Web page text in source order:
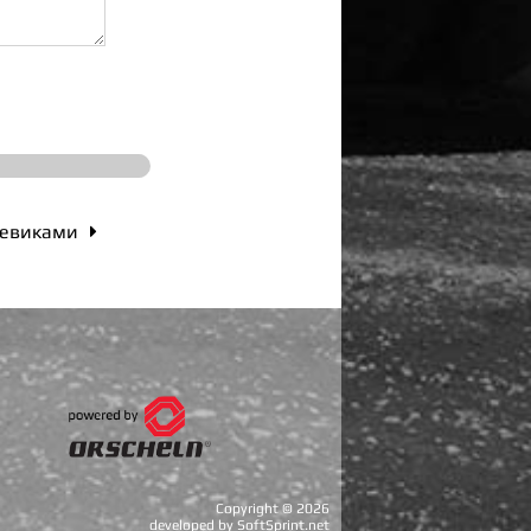

Copyright © 2026
developed by SoftSprint.net